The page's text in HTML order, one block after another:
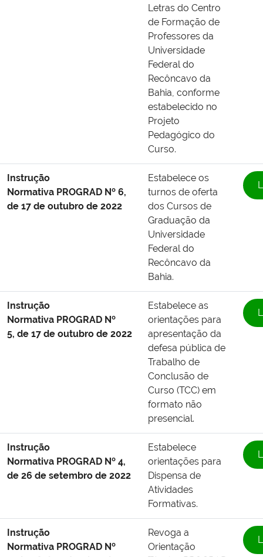
Letras do Centro
de Formação de
Professores da
Universidade
Federal do
Recôncavo da
Bahia, conforme
estabelecido no
Projeto
Pedagógico do
Curso.
Instrução
Normativa PROGRAD Nº 6,
de 17 de outubro de 2022
Estabelece os
turnos de oferta
dos Cursos de
Graduação da
Universidade
Federal do
Recôncavo da
Bahia.
Instrução
Normativa PROGRAD Nº
5, de 17 de outubro de 2022
Estabelece as
orientações para
apresentação da
defesa pública de
Trabalho de
Conclusão de
Curso (TCC) em
formato não
presencial.
Instrução
Normativa PROGRAD Nº 4,
de 26 de setembro de 2022
Estabelece
orientações para
Dispensa de
Atividades
Formativas.
Instrução
Normativa PROGRAD Nº
Revoga a
Orientação